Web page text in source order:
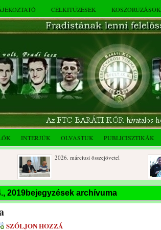
CÉLKITŰZÉSEK KOSZORÚZÁSOK
INTERJÚK OLVASTUK PUBLICISZTIKÁK
2026. márciusi összejövetel
Rendkívüli közgyűlés és a 2025.
novemberi összejövetel
2019bejegyzések archívuma
SZÓLJON HOZZÁ